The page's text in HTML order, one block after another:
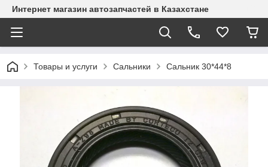
Интернет магазин автозапчастей в Казахстане
Товары и услуги Сальники Сальник 30*44*8